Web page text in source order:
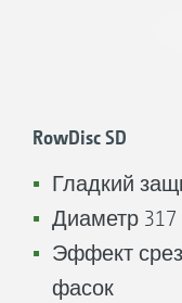
RowDisc SD
Гладкий
Диаметр
Эффект
фасок